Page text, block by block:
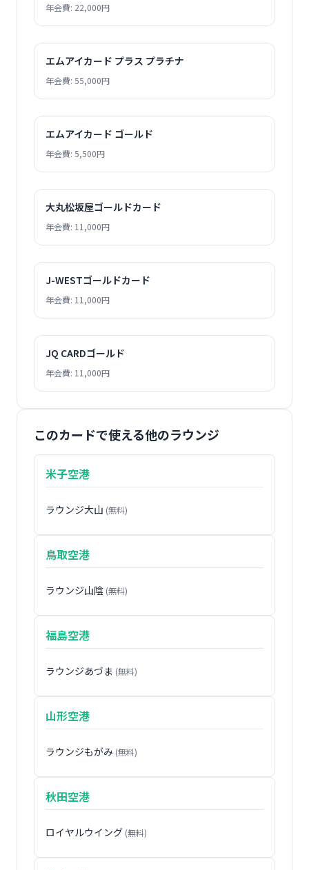
年会費: 22,000円
エムアイカード プラス プラチナ
年会費: 55,000円
エムアイカード ゴールド
年会費: 5,500円
大丸松坂屋ゴールドカード
年会費: 11,000円
J-WESTゴールドカード
年会費: 11,000円
JQ CARDゴールド
年会費: 11,000円
このカードで使える他のラウンジ
米子空港
ラウンジ大山 (無料)
鳥取空港
ラウンジ山陰 (無料)
福島空港
ラウンジあづま (無料)
山形空港
ラウンジもがみ (無料)
秋田空港
ロイヤルウイング (無料)